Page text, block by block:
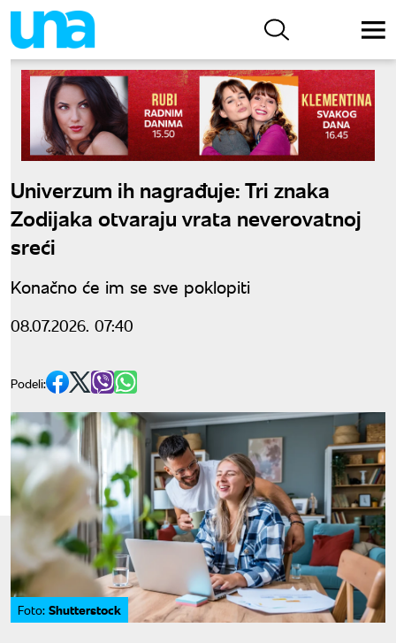
Univerzum ih nagrađuje: Tri znaka
Zodijaka otvaraju vrata neverovatnoj
sreći
Konačno će im se sve poklopiti
08.07.2026. 07:40
Podeli:
Foto: Shutterstock